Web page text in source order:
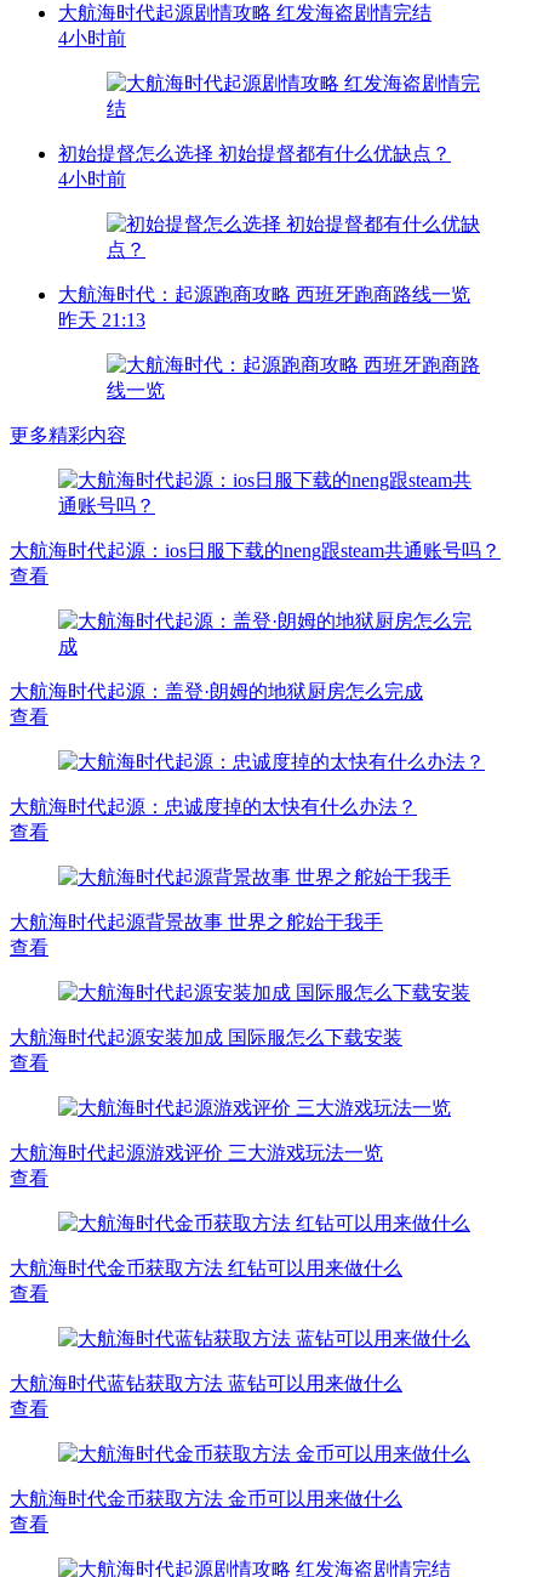
大航海时代起源剧情攻略 红发海盗剧情完结
4小时前
初始提督怎么选择 初始提督都有什么优缺点？
4小时前
大航海时代：起源跑商攻略 西班牙跑商路线一览
昨天 21:13
更多精彩内容
大航海时代起源：ios日服下载的neng跟steam共通账号吗？
查看
大航海时代起源：盖登·朗姆的地狱厨房怎么完成
查看
大航海时代起源：忠诚度掉的太快有什么办法？
查看
大航海时代起源背景故事 世界之舵始于我手
查看
大航海时代起源安装加成 国际服怎么下载安装
查看
大航海时代起源游戏评价 三大游戏玩法一览
查看
大航海时代金币获取方法 红钻可以用来做什么
查看
大航海时代蓝钻获取方法 蓝钻可以用来做什么
查看
大航海时代金币获取方法 金币可以用来做什么
查看